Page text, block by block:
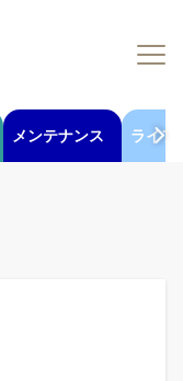
メンテナンス ライフ